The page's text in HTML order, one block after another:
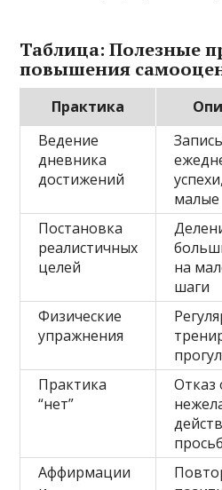
Таблица: Полезные
повышения
Практика
Ведение
дневника
достижений
малые
Постановка
реалистичных
целей
на
шаги
Физические
упражнения
Практика
“нет”
Отказ
просьб
Аффирмации